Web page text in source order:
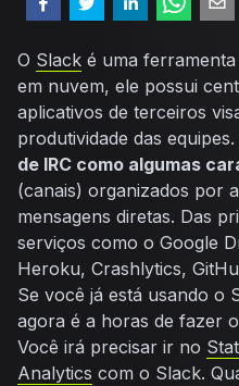
O Slack é uma
em nuvem, ele possui
aplicativos de terceiros
produtividade das equipes.
de IRC como algumas
(canais) organizados por
mensagens diretas. Das
serviços como o Google
Heroku, Crashlytics,
Se você já está usando o
agora é a horas de fazer
Você irá precisar ir no
Analytics com o Slack.